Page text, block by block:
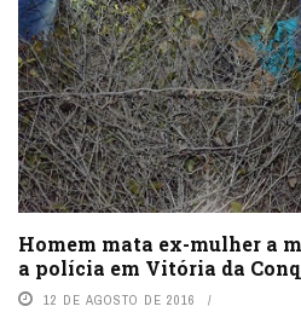
Homem mata ex-mulher a
a polícia em Vitória da
12 DE AGOSTO DE 2016